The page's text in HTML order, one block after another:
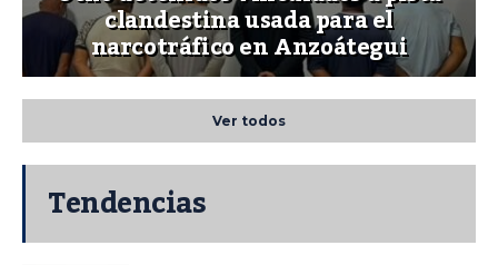
clandestina usada para el
narcotráfico en Anzoátegui
Ver todos
Tendencias